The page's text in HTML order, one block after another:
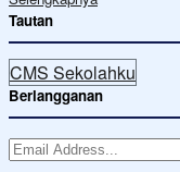
Tautan
CMS Sekolahku
Berlangganan